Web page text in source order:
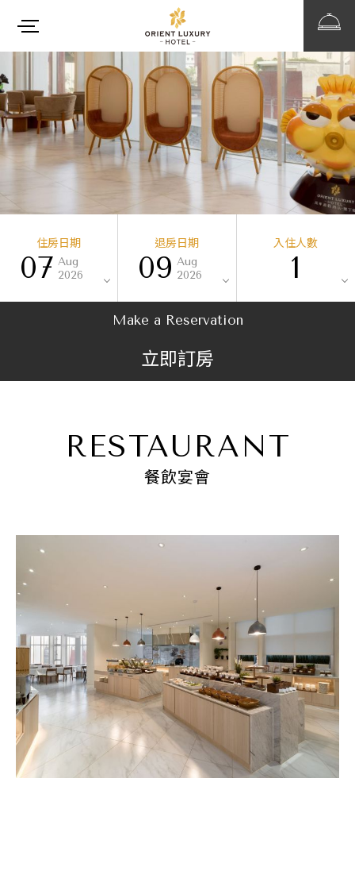
住房日期
07 Aug
2026
退房日期
09 Aug
2026
入住人數
1
Make a Reservation
立即訂房
RESTAURANT
餐飲宴會